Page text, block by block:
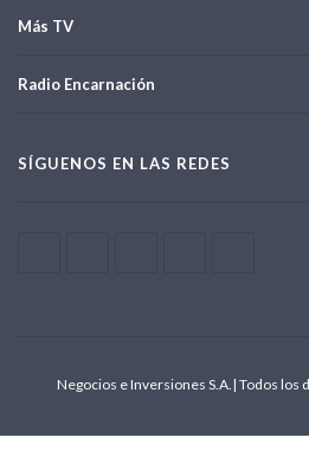
Más TV
Radio Encarnación
SÍGUENOS EN LAS REDES
Negocios e Inversiones S.A.| Todos los